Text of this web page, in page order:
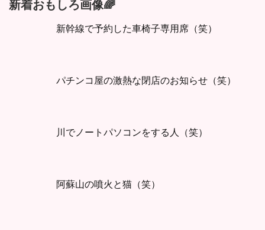
新着おもしろ画像🌈
新幹線で予約した車椅子専用席（笑）
パチンコ屋の激熱な閉店のお知らせ（笑）
川でノートパソコンをする人（笑）
阿蘇山の噴火と猫（笑）